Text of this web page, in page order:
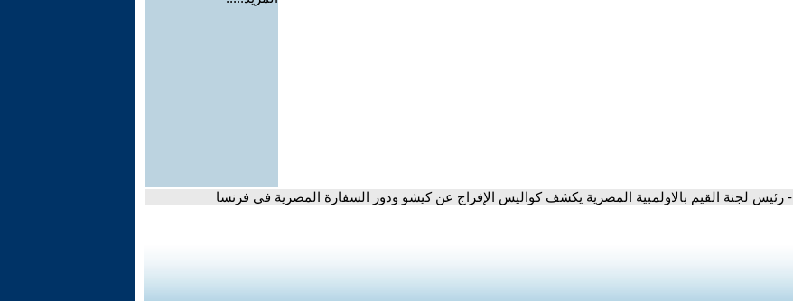
- رئيس لجنة القيم بالاولمبية المصرية يكشف كواليس الإفراج عن كيشو ودور السفارة المصرية في فرنسا